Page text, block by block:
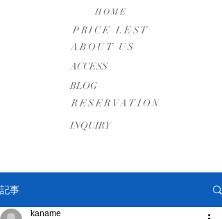
HOME
PRICE LEST
ABOUT US
​ACCESS
BLOG
RESERVATION
INQUIRY
記事
kaname